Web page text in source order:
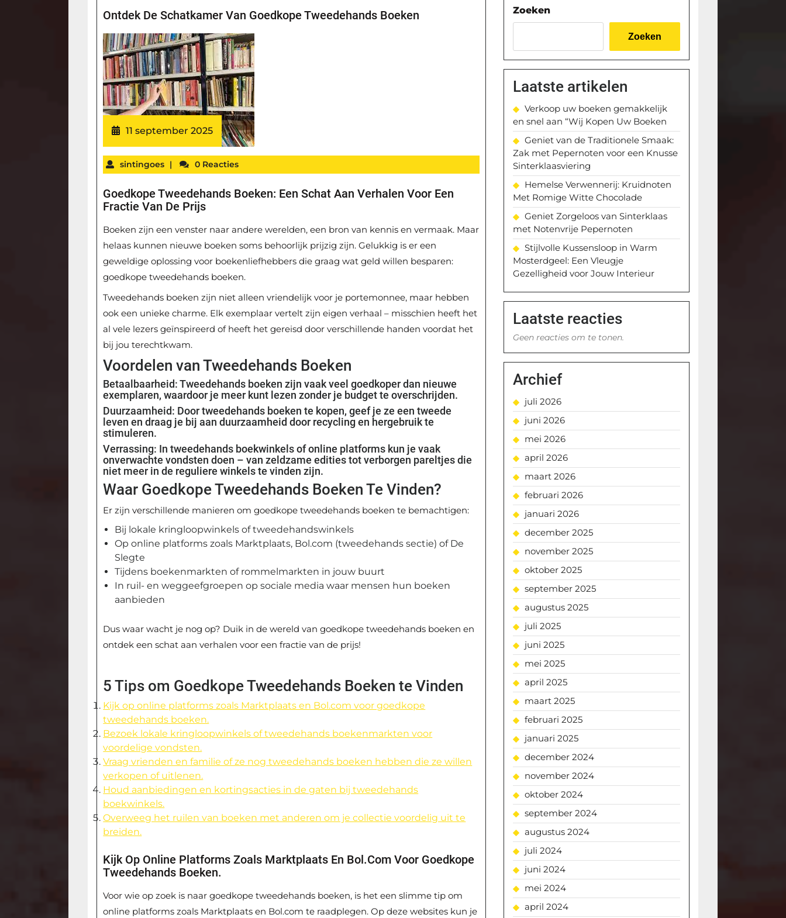
Ontdek De Schatkamer Van Goedkope Tweedehands Boeken
11 september 2025
sintingoes | 0 Reacties
Goedkope Tweedehands Boeken: Een Schat Aan Verhalen Voor Een
Fractie Van De Prijs
Boeken zijn een venster naar andere werelden, een bron van kennis en vermaak. Maar
helaas kunnen nieuwe boeken soms behoorlijk prijzig zijn. Gelukkig is er een
geweldige oplossing voor boekenliefhebbers die graag wat geld willen besparen:
goedkope tweedehands boeken.
Tweedehands boeken zijn niet alleen vriendelijk voor je portemonnee, maar hebben
ook een unieke charme. Elk exemplaar vertelt zijn eigen verhaal – misschien heeft het
al vele lezers geïnspireerd of heeft het gereisd door verschillende handen voordat het
bij jou terechtkwam.
Voordelen van Tweedehands Boeken
Betaalbaarheid: Tweedehands boeken zijn vaak veel goedkoper dan nieuwe
exemplaren, waardoor je meer kunt lezen zonder je budget te overschrijden.
Duurzaamheid: Door tweedehands boeken te kopen, geef je ze een tweede
leven en draag je bij aan duurzaamheid door recycling en hergebruik te
stimuleren.
Verrassing: In tweedehands boekwinkels of online platforms kun je vaak
onverwachte vondsten doen – van zeldzame edities tot verborgen pareltjes die
niet meer in de reguliere winkels te vinden zijn.
Waar Goedkope Tweedehands Boeken Te Vinden?
Er zijn verschillende manieren om goedkope tweedehands boeken te bemachtigen:
Bij lokale kringloopwinkels of tweedehandswinkels
Op online platforms zoals Marktplaats, Bol.com (tweedehands sectie) of De
Slegte
Tijdens boekenmarkten of rommelmarkten in jouw buurt
In ruil- en weggeefgroepen op sociale media waar mensen hun boeken
aanbieden
Dus waar wacht je nog op? Duik in de wereld van goedkope tweedehands boeken en
ontdek een schat aan verhalen voor een fractie van de prijs!
5 Tips om Goedkope Tweedehands Boeken te Vinden
Kijk op online platforms zoals Marktplaats en Bol.com voor goedkope
tweedehands boeken.
Bezoek lokale kringloopwinkels of tweedehands boekenmarkten voor
voordelige vondsten.
Vraag vrienden en familie of ze nog tweedehands boeken hebben die ze willen
verkopen of uitlenen.
Houd aanbiedingen en kortingsacties in de gaten bij tweedehands
boekwinkels.
Overweeg het ruilen van boeken met anderen om je collectie voordelig uit te
breiden.
Kijk Op Online Platforms Zoals Marktplaats En Bol.com Voor Goedkope
Tweedehands Boeken.
Voor wie op zoek is naar goedkope tweedehands boeken, is het een slimme tip om
online platforms zoals Marktplaats en Bol.com te raadplegen. Op deze websites kun je
Zoeken
Zoeken
Laatste artikelen
Verkoop uw boeken gemakkelijk
en snel aan “Wij Kopen Uw Boeken
Geniet van de Traditionele Smaak:
Zak met Pepernoten voor een Knusse
Sinterklaasviering
Hemelse Verwennerij: Kruidnoten
Met Romige Witte Chocolade
Geniet Zorgeloos van Sinterklaas
met Notenvrije Pepernoten
Stijlvolle Kussensloop in Warm
Mosterdgeel: Een Vleugje
Gezelligheid voor Jouw Interieur
Laatste reacties
Geen reacties om te tonen.
Archief
juli 2026
juni 2026
mei 2026
april 2026
maart 2026
februari 2026
januari 2026
december 2025
november 2025
oktober 2025
september 2025
augustus 2025
juli 2025
juni 2025
mei 2025
april 2025
maart 2025
februari 2025
januari 2025
december 2024
november 2024
oktober 2024
september 2024
augustus 2024
juli 2024
juni 2024
mei 2024
april 2024